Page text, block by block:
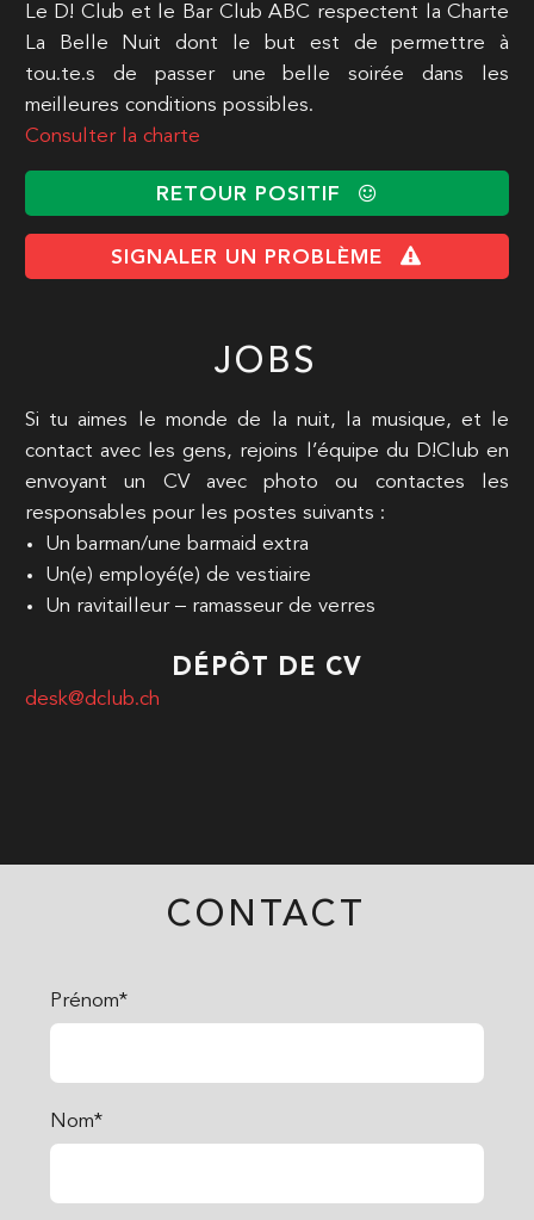
Le D! Club et le Bar Club ABC respectent la Charte
La Belle Nuit dont le but est de permettre à
tou.te.s de passer une belle soirée dans les
meilleures conditions possibles.
Consulter la charte
RETOUR POSITIF
SIGNALER UN PROBLÈME
JOBS
Si tu aimes le monde de la nuit, la musique, et le
contact avec les gens, rejoins l’équipe du D!Club en
envoyant un CV avec photo ou contactes les
responsables pour les postes suivants :
Un barman/une barmaid extra
Un(e) employé(e) de vestiaire
Un ravitailleur – ramasseur de verres
DÉPÔT DE CV
desk@dclub.ch
CONTACT
Prénom*
Nom*